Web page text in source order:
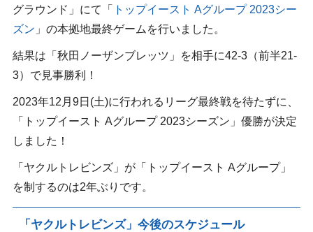
グラウンド」にて「
トップイースト Aグループ 2023シー
ズン 」の本拠地最終ゲームを行いました。
結果は「秋田ノーザンブレッツ」を相手に42‐3（前半21-
3）で見事勝利！
2023年12月9日(土)に行われるリーグ最終戦を待たずに、
「トップイースト Aグループ 2023シーズン」優勝が決定
しました！
「ヤクルトレビンズ」が「トップイースト Aグループ」
を制するのは2年ぶりです。
「ヤクルトレビンズ」今後のスケジュール